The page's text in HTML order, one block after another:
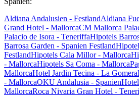
Aldiana Andalusien - FestlandAldiana
Grand Hotel - MallorcaCM Mallorca
Palacio de Isora - TeneriffaHipotels
Barrosa Garden - Spanien Festland
FestlandHipotels Cala Millor - Mallorca
- MallorcaHipotels Sa Coma - Mallorca
MallorcaHotel Jardin Tecina - La Gomera
- MallorcaOKU Andalusia - Spanien
MallorcaRoca Nivaria Gran Hotel -